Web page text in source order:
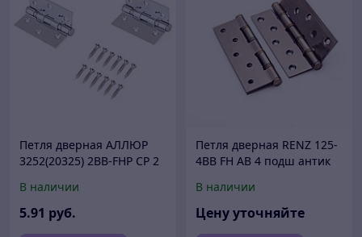
Петля дверная АЛЛЮР
3252(20325) 2BB-FHP CP 2
В наличии
5.91 руб.
Петля дверная RENZ 125-
4BB FH АВ 4 подш антик
(50;1!!!)
В наличии
Цену уточняйте